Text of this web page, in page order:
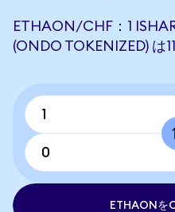
ETHAON/CHF：1
(ONDO TOKENIZED) は
ETHAONを